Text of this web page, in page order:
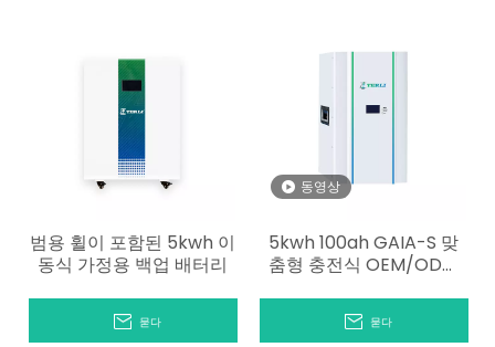
범용 휠이 포함된 5kwh 이
동식 가정용 백업 배터리
묻다
동영상
5kwh 100ah GAIA-S 맞
춤형 충전식 OEM/ODM
묻다